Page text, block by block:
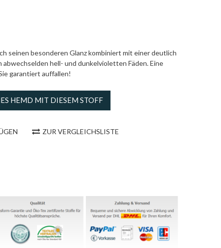
seinen besonderen Glanz kombiniert mit einer deutlich
hell- und dunkelvioletten Fäden. Eine
garantiert auffallen!
HEMD MIT DIESEM STOFF
ZUR VERGLEICHSLISTE